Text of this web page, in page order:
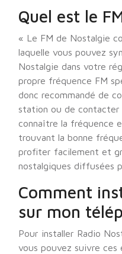
Quel est le
« Le FM de Nostalgie
laquelle vous pouvez
Nostalgie dans votre
propre fréquence FM
donc recommandé de
station ou de
connaître la fréquence
trouvant la bonne
profiter facilement et
nostalgiques diffusées
Comment
sur mon
Pour installer Radio
vous pouvez suivre ces